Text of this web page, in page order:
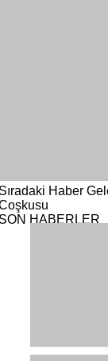
Haber
HABERLER